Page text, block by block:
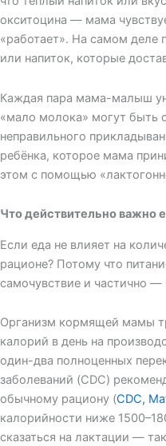
окситоцина — мама
«работает». На самом деле
или напиток, которые
Каждая пара мама-малыш
«мало молока» могут быть
неправильного
ребёнка, которое мама
этом с помощью
Что действительно важно
Если еда не влияет на
рационе? Потому что
самочувствие и частично —
Организм кормящей мамы
калорий в день на
один-два полноценных
заболеваний (CDC)
обычному рациону (CDC,
калорийности ниже
сказаться на лактации —